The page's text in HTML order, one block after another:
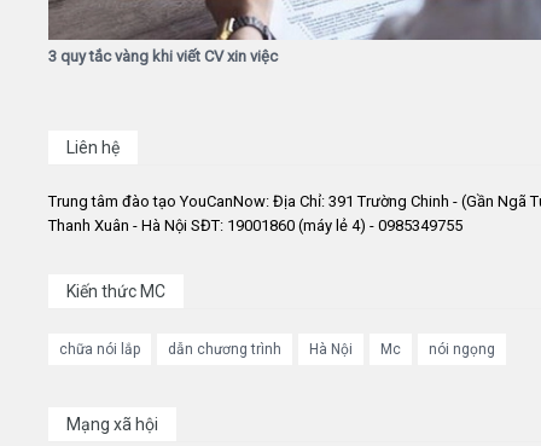
3 quy tắc vàng khi viết CV xin việc
Liên hệ
Trung tâm đào tạo YouCanNow: Địa Chỉ: 391 Trường Chinh - (Gần Ngã
Thanh Xuân - Hà Nội SĐT: 19001860 (máy lẻ 4) - 0985349755
Kiến thức MC
chữa nói lắp dẫn chương trình Hà Nội Mc nói ngọng
Mạng xã hội